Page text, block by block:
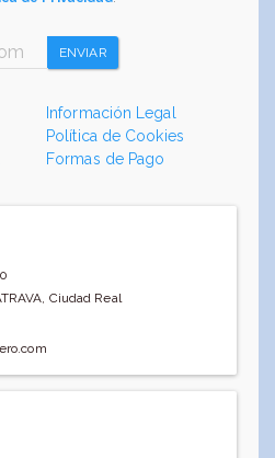
ENVIAR
Información Legal
Política de Cookies
Formas de Pago
, Ciudad Real